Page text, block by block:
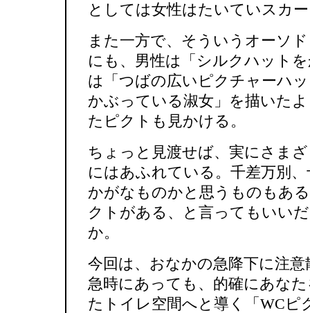
としては女性はたいていスカ
また一方で、そういうオーソ
にも、男性は「シルクハット
は「つばの広いピクチャーハ
かぶっている淑女」を描いた
たピクトも見かける。
ちょっと見渡せば、実にさま
にはあふれている。千差万別
かがなものかと思うものもあ
クトがある、と言ってもいい
か。
今回は、おなかの急降下に注
急時にあっても、的確にあな
たトイレ空間へと導く「WCピ